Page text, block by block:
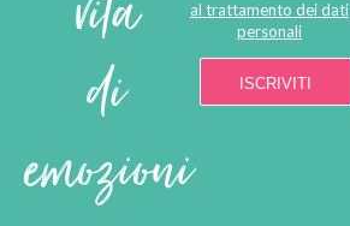
di
emozioni
al trattamento dei dati
personali